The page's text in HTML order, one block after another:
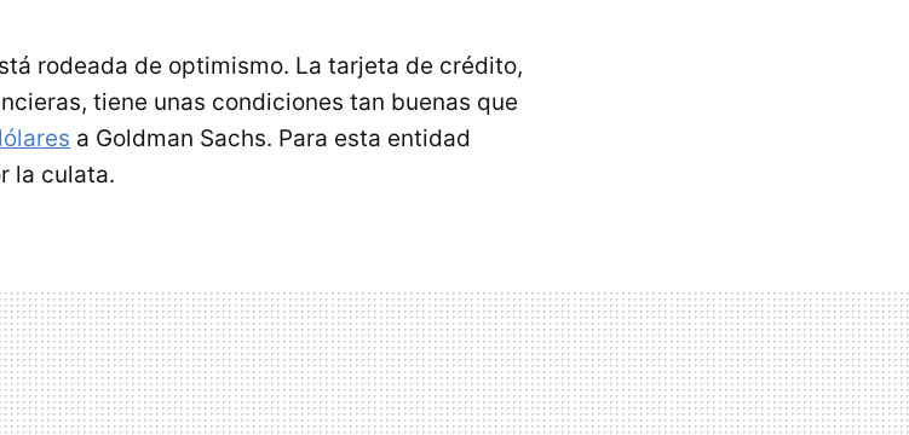
rodeada de optimismo. La tarjeta de crédito,
tiene unas condiciones tan buenas que
a Goldman Sachs. Para esta entidad
la culata.